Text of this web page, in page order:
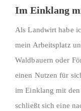
Im Einklang
Als Landwirt habe
mein Arbeitsplatz
Waldbauern oder
einen Nutzen für
im Einklang mit
schließt sich eine